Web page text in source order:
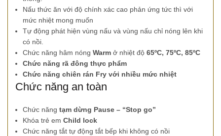
Nấu thức ăn với độ chính xác cao phản ứng tức thì với
mức nhiệt mong muốn
Tự động phát hiện vùng nấu và vùng nấu chỉ nóng lên khi
có nồi.
Chức năng hâm nóng Warm ở nhiệt độ 65ºC, 75ºC, 85ºC
Chức năng rã đông thực phẩm
Chức năng chiên rán Fry với nhiều mức nhiệt
Chức năng an toàn
Chức năng tạm dừng Pause – “Stop go”
Khóa trẻ em Child lock
Chức năng tắt tự động tắt bếp khi không có nồi